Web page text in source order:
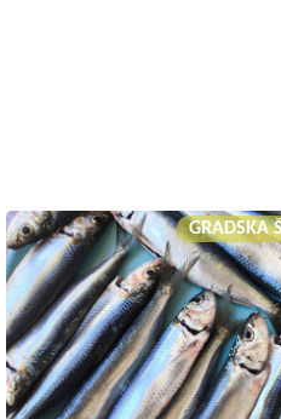
GRADSKA